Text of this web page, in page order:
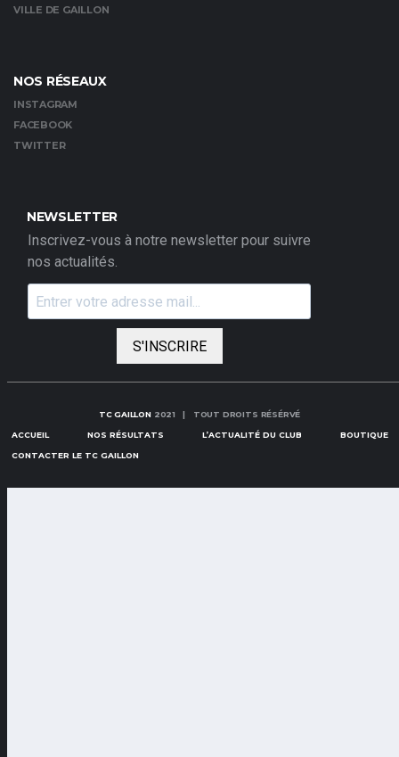
VILLE DE GAILLON
NOS RÉSEAUX
INSTAGRAM
FACEBOOK
TWITTER
NEWSLETTER
Inscrivez-vous à notre newsletter pour suivre
nos actualités.
S'INSCRIRE
TC GAILLON2021 | TOUT DROITS RÉSÉRVÉ
ACCUEIL NOS RÉSULTATS L’ACTUALITÉ DU CLUB BOUTIQUE
CONTACTER LE TC GAILLON